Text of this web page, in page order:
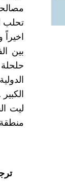
تحلب
بين
الكبير
ليت
منطقة